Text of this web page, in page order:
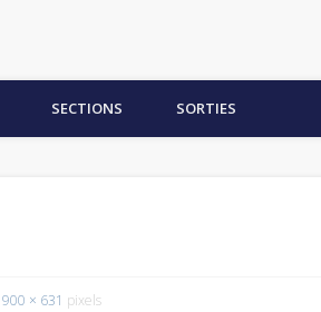
SECTIONS SORTIES
× 631 pixels